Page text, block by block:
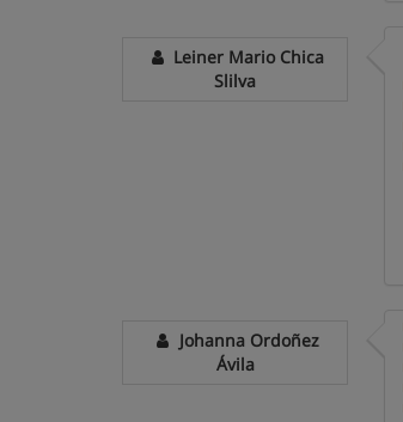
Leiner Mario Chica
Slilva
Johanna Ordoñez
Ávila